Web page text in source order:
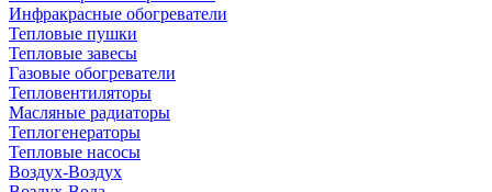
Инфракрасные обогреватели
Тепловые пушки
Тепловые завесы
Газовые обогреватели
Тепловентиляторы
Масляные радиаторы
Теплогенераторы
Тепловые насосы
Воздух-Воздух